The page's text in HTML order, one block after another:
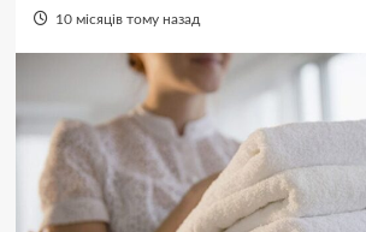
10 місяців тому назад